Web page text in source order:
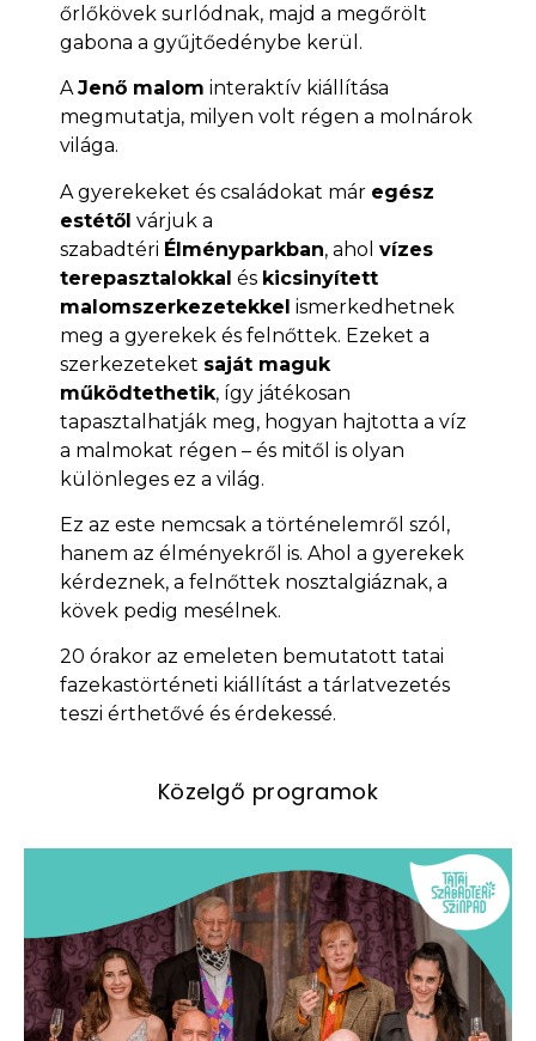
őrlőkövek surlódnak, majd a megőrölt
gabona a gyűjtőedénybe kerül.
AJenő malom interaktív kiállítása
megmutatja, milyen volt régen a molnárok
világa.
A gyerekeket és családokat már egész
estétől várjuk a
szabadtéri Élményparkban, ahol vízes
terepasztalokkal és kicsinyített
malomszerkezetekkel ismerkedhetnek
meg a gyerekek és felnőttek. Ezeket a
szerkezeteket saját maguk
működtethetik, így játékosan
tapasztalhatják meg, hogyan hajtotta a víz
a malmokat régen – és mitől is olyan
különleges ez a világ.
Ez az este nemcsak a történelemről szól,
hanem az élményekről is. Ahol a gyerekek
kérdeznek, a felnőttek nosztalgiáznak, a
kövek pedig mesélnek.
20 órakor az emeleten bemutatott tatai
fazekastörténeti kiállítást a tárlatvezetés
teszi érthetővé és érdekessé.
Közelgő programok